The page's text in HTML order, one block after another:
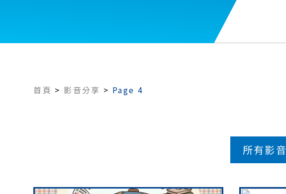
首頁 > 影音分享 > Page 4
所有影音